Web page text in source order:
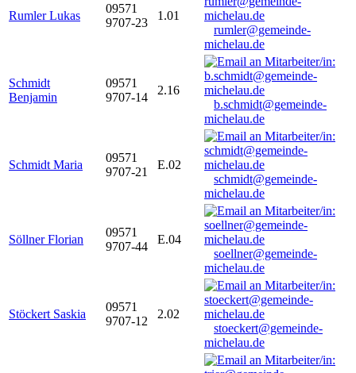
Rumler Lukas
09571
9707-23
1.01
rumler@gemeinde-
michelau.de
Schmidt
Benjamin
09571
9707-14
2.16
b.schmidt@gemeinde-
michelau.de
Schmidt Maria
09571
9707-21
E.02
schmidt@gemeinde-
michelau.de
Söllner Florian
09571
9707-44
E.04
soellner@gemeinde-
michelau.de
Stöckert Saskia
09571
9707-12
2.02
stoeckert@gemeinde-
michelau.de